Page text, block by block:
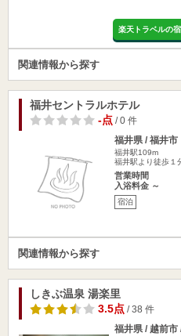
楽天トラベルの
関連情報から探す
福井セントラルホテル
-点 / 0 件
福井県 / 福井市
福井駅109m
福井駅より徒歩１
営業時間
入浴料金 ～
宿泊
関連情報から探す
しきぶ温泉 湯楽里
3.5点 / 38 件
福井県 / 越前市